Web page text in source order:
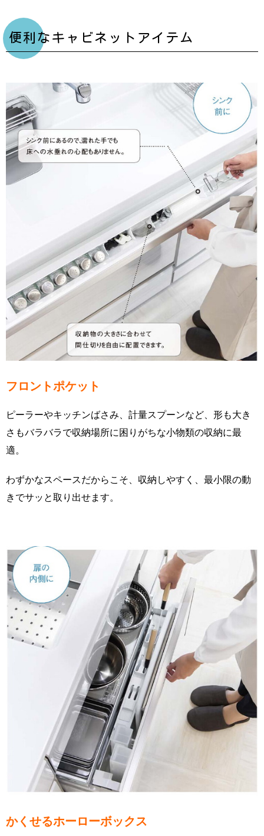
便利なキャビネットアイテム
フロントポケット
ピーラーやキッチンばさみ、計量スプーンなど、形も大き
さもバラバラで収納場所に困りがちな小物類の収納に最
適。
わずかなスペースだからこそ、収納しやすく、最小限の動
きでサッと取り出せます。
かくせるホーローボックス